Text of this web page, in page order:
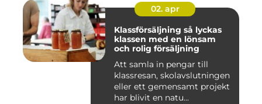
02. apr
Klassförsäljning så lyckas
klassen med en lönsam
och rolig försäljning
Att samla in pengar till
klassresan, skolavslutningen
eller ett gemensamt projekt
har blivit en natu...